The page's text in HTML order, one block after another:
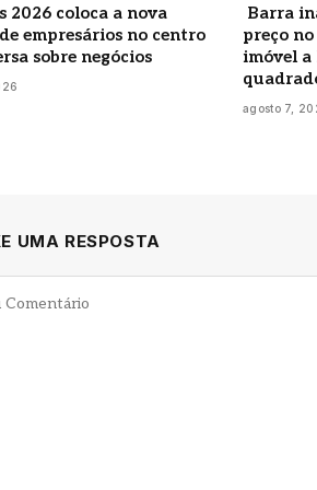
2026 coloca a nova
empresários no centro
sobre negócios
Barra
preço
imóvel a
agosto 7,
UMA RESPOSTA